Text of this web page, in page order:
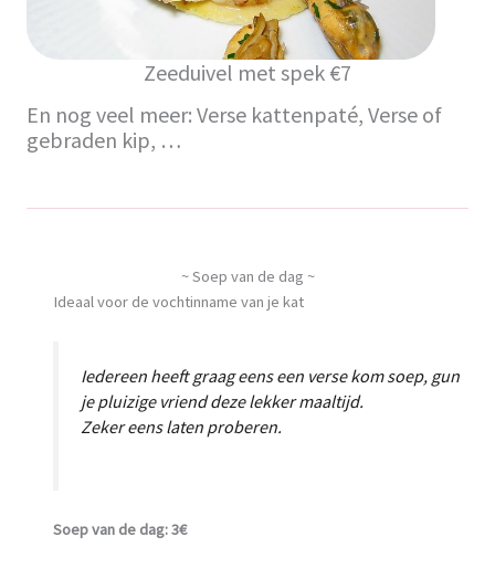
Zeeduivel met spek €7
En nog veel meer: Verse kattenpaté, Verse of
gebraden kip, …
~ Soep van de dag ~
Ideaal voor de vochtinname van je kat
Iedereen heeft graag eens een verse kom soep, gun
je pluizige vriend deze lekker maaltijd.
Zeker eens laten proberen.
Soep van de dag: 3€